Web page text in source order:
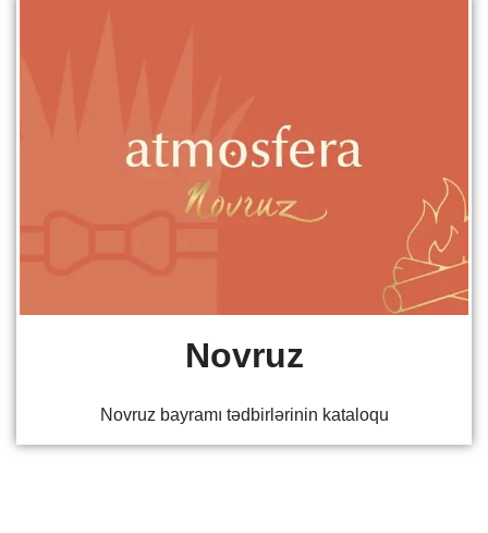
Novruz
Novruz bayramı tədbirlərinin kataloqu